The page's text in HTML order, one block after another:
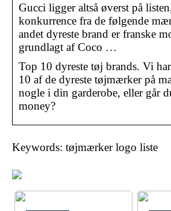
Gucci ligger altså øverst på
konkurrence fra de følgende
andet dyreste brand er franske
grundlagt af Coco …
Top 10 dyreste tøj brands. Vi
10 af de dyreste tøjmærker på
nogle i din garderobe, eller går
money?
Keywords: tøjmærker logo liste